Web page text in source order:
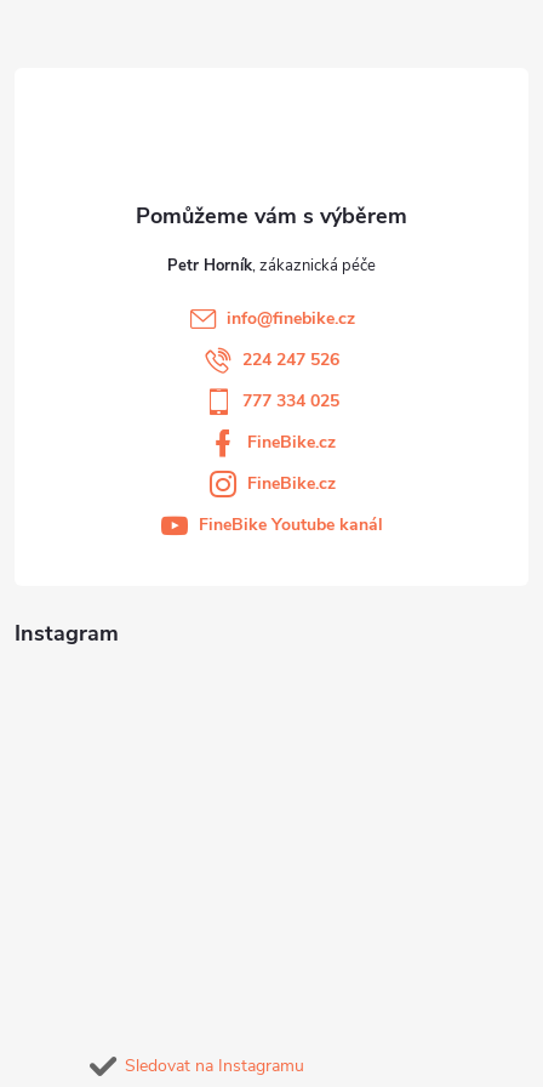
Instagram
Sledovat na Instagramu
Petr Horník
info@finebike.cz
224 247 526
777 334 025
FineBike.cz
FineBike.cz
FineBike Youtube kanál